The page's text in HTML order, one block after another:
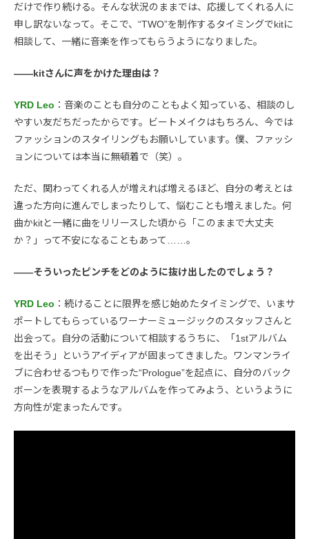
だけで作り続ける。そんな状況のままでは、応援してくれる人に
申し訳ないなって。そこで、“TWO”を制作するタイミングでkitに
相談して、一緒に音楽を作ってもらうようになりました。
――kitさんに声をかけた理由は？
YRD Leo ：音楽のことも自分のこともよく知っている、相談のし
やすい友だちだったからです。ビートメイクはもちろん、今では
ファッションのスタイリングもお願いしています。僕、ファッシ
ョンについては本当に無頓着で（笑）。
ただ、関わってくれる人が増えれば増えるほど、自分の考えとは
違った方向に進んでしまったりして、悩むことも増えました。何
曲かkitと一緒に曲をリリースした頃から「このままで大丈夫
か？」って不安になることもあって……。
――そういったピンチをどのように抜け出したのでしょう？
YRD Leo ：続けることに限界を感じ始めたタイミングで、いまサ
ポートしてもらっているワーナーミュージックのスタッフさんと
出会って。自分の活動について相談するうちに、「1stアルバム
を出そう」というアイディアが固まってきました。ワンマンライ
ブに合わせるつもりで作った“Prologue”を起点に、自分のバック
ボーンを表現するようなアルバムを作ってみよう、というように
方向性が定まったんです。